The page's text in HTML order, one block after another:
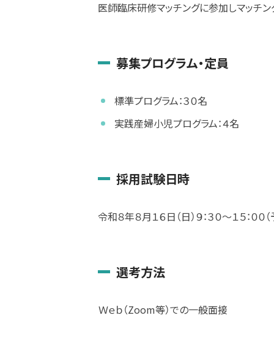
医師臨床研修マッチングに参加しマッチン
募集プログラム・定員
標準プログラム：３０名
実践産婦小児プログラム：４名
採用試験日時
令和８年８月１６日（日）９：３０～１５：００（
選考方法
Ｗｅｂ（Zoom等）での一般面接